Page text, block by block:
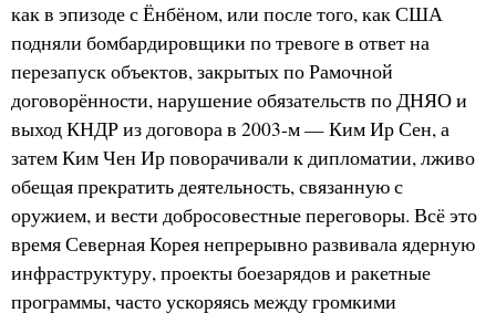
как в эпизоде с Ёнбёном, или после того, как США
подняли бомбардировщики по тревоге в ответ на
перезапуск объектов, закрытых по Рамочной
договорённости, нарушение обязательств по ДНЯО и
выход КНДР из договора в 2003-м — Ким Ир Сен, а
затем Ким Чен Ир поворачивали к дипломатии, лживо
обещая прекратить деятельность, связанную с
оружием, и вести добросовестные переговоры. Всё это
время Северная Корея непрерывно развивала ядерную
инфраструктуру, проекты боезарядов и ракетные
программы, часто ускоряясь между громкими